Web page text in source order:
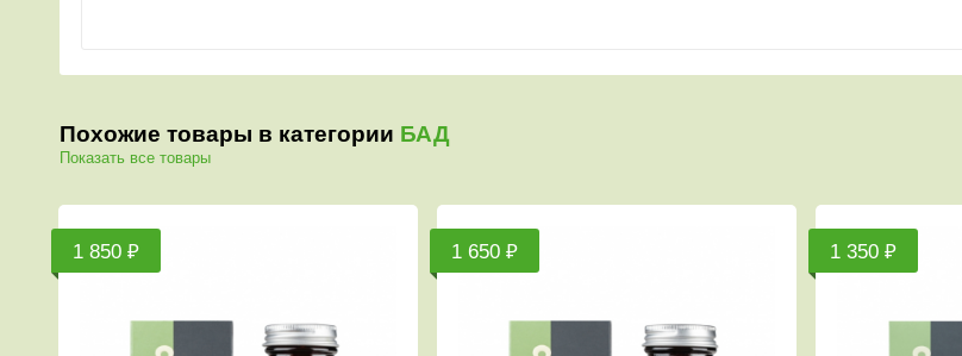
Похожие товары в категории БАД
Показать все товары